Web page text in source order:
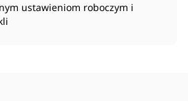
ustawieniom roboczym i